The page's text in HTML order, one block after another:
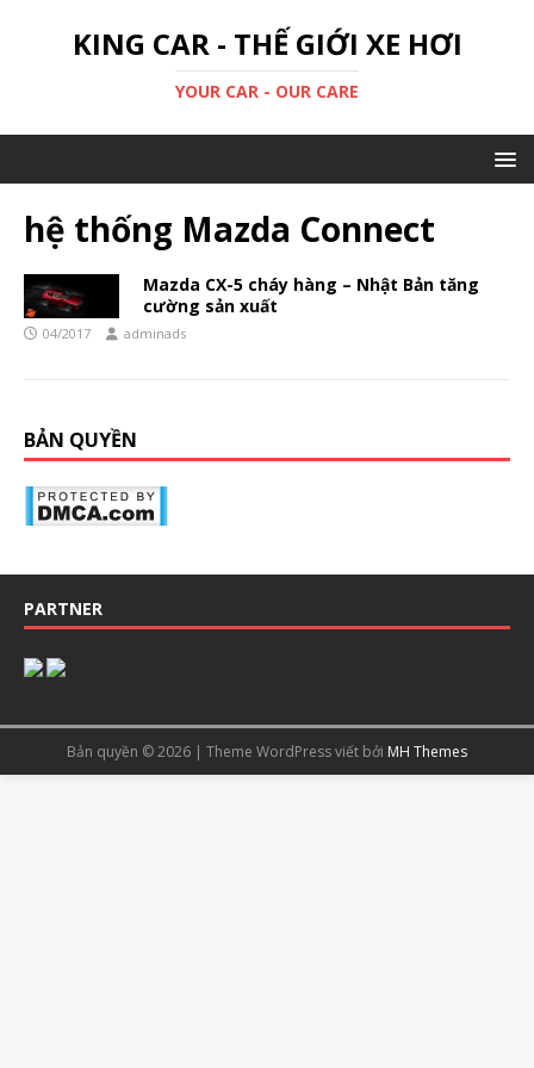
KING CAR - THẾ GIỚI XE HƠI
YOUR CAR - OUR CARE
hệ thống Mazda Connect
Mazda CX-5 cháy hàng – Nhật Bản tăng
cường sản xuất
04/2017 adminads
BẢN QUYỀN
PARTNER
Bản quyền © 2026 | Theme WordPress viết bởi MH Themes